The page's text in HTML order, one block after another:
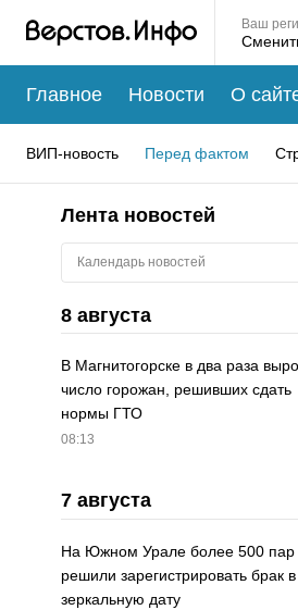
Ваш
Главное Новости О
ВИП-новость Перед фактом
Лента новостей
Календарь новостей
8 августа
В Магнитогорске в два раза
число горожан, решивших сдать
нормы ГТО
08:13
7 августа
На Южном Урале более 500 пар
решили зарегистрировать брак в
зеркальную дату